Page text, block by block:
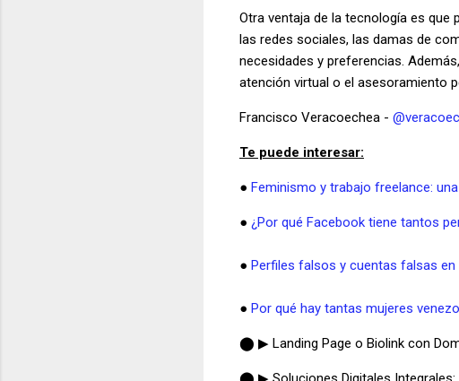
Otra ventaja de la tecnología es
las redes sociales, las damas de
necesidades y preferencias.
atención virtual o el asesoramiento
Francisco Veracoechea -
Te puede interesar:
● Feminismo y trabajo freelance:
● ¿Por qué Facebook tiene tantos
● Perfiles falsos y cuentas falsas
● Por qué hay tantas mujeres
⬤ ▶ Landing Page o Biolink con